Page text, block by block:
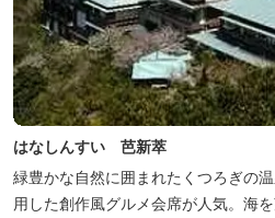
はなしんすい 芭新萃
緑豊かな自然に囲まれたくつろぎの
用した創作風グルメ会席が人気。海